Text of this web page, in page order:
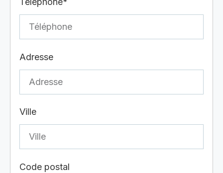
Adresse
Ville
Code postal